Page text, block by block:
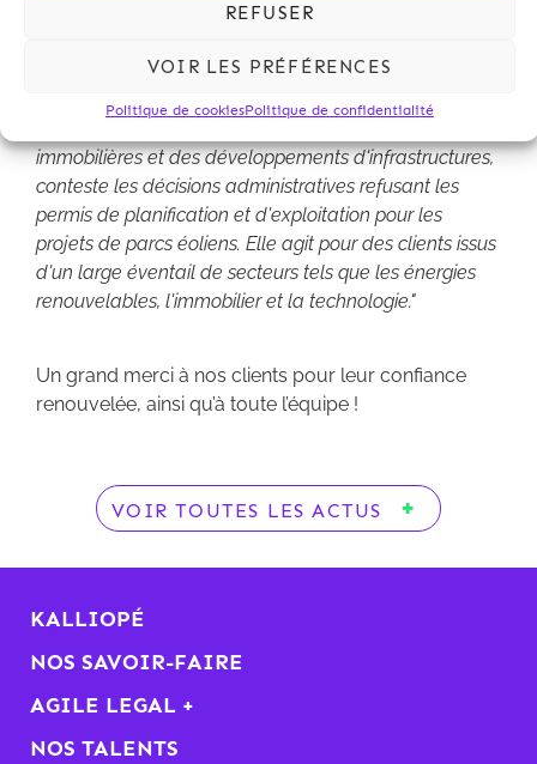
REFUSER
VOIR LES PRÉFÉRENCES
Politique de cookiesPolitique de confidentialité
Jocelyn Duval et Lorenzo Balzano pour son
L'équipe de Kalliopé "c
onseille ses clients sur les
immobilières et des développements d'infrastructures,
conteste les décisions administratives refusant les
permis de planification et d'exploitation pour les
projets de parcs éoliens. Elle agit pour des clients issus
d'un large éventail de secteurs tels que les énergies
renouvelables, l'immobilier et la technologie."
Un grand merci à nos clients pour leur confiance
renouvelée, ainsi qu’à toute l’équipe !
VOIR TOUTES LES ACTUS
KALLIOPÉ
NOS SAVOIR-FAIRE
AGILE LEGAL +
NOS TALENTS